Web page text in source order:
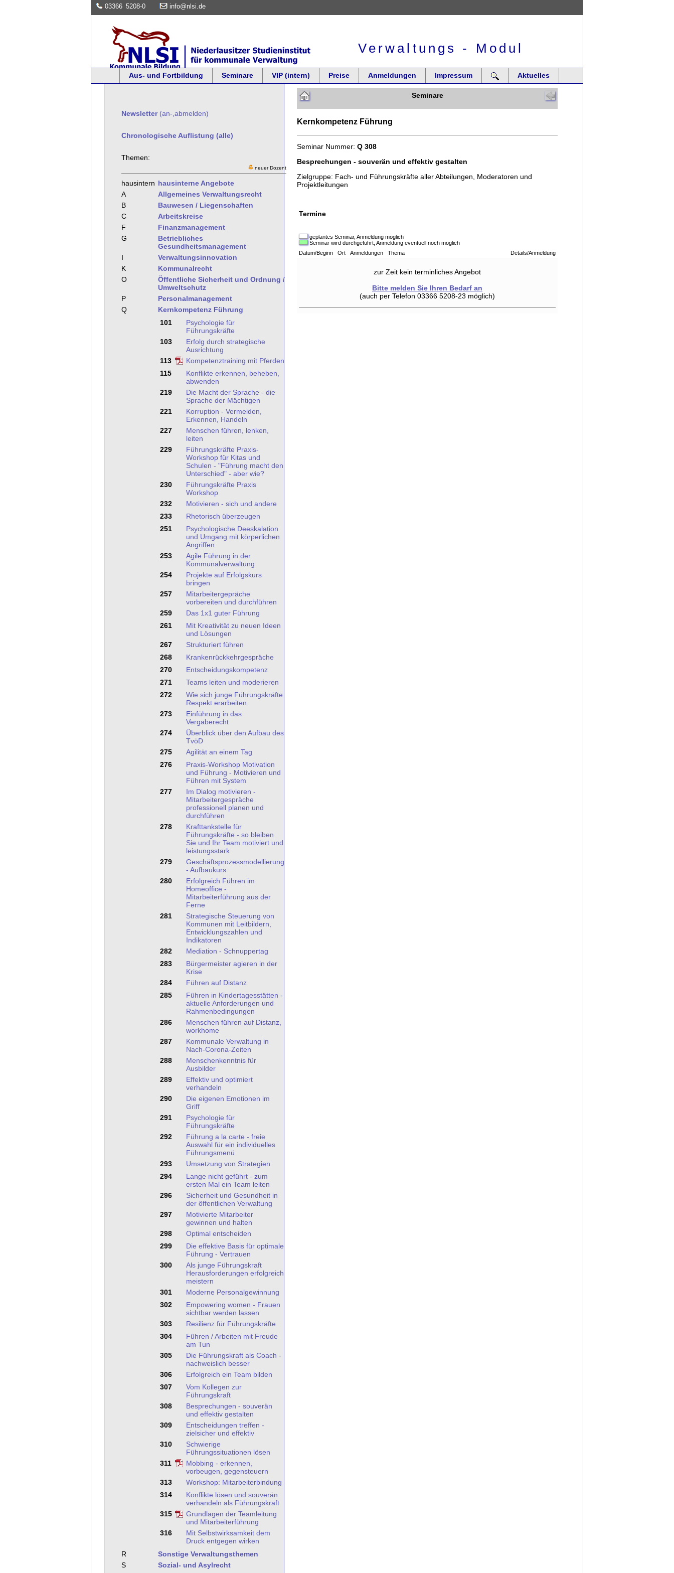
03366 5208-0 info@nlsi.de
Verwaltungs - Modul
Aus- und Fortbildung Seminare VIP (intern) Preise Anmeldungen Impressum Aktuelles
Newsletter(an-,abmelden)
Chronologische Auflistung (alle)
Themen:
neuer Dozent
hausintern hausinterne Angebote
A
Allgemeines Verwaltungsrecht
B
Bauwesen / Liegenschaften
C
Arbeitskreise
F
Finanzmanagement
G
Betriebliches
Gesundheitsmanagement
I
Verwaltungsinnovation
K
Kommunalrecht
O
Öffentliche Sicherheit und Ordnung /
Umweltschutz
P
Personalmanagement
Q
Kernkompetenz Führung
101
Psychologie für
Führungskräfte
103
Erfolg durch strategische
Ausrichtung
113
Kompetenztraining mit Pferden
115
Konflikte erkennen, beheben,
abwenden
219
Die Macht der Sprache - die
Sprache der Mächtigen
221
Korruption - Vermeiden,
Erkennen, Handeln
227
Menschen führen, lenken,
leiten
229
Führungskräfte Praxis-
Workshop für Kitas und
Schulen - "Führung macht den
Unterschied" - aber wie?
230
Führungskräfte Praxis
Workshop
232
Motivieren - sich und andere
233
Rhetorisch überzeugen
251
Psychologische Deeskalation
und Umgang mit körperlichen
Angriffen
253
Agile Führung in der
Kommunalverwaltung
254
Projekte auf Erfolgskurs
bringen
257
Mitarbeitergepräche
vorbereiten und durchführen
259
Das 1x1 guter Führung
261
Mit Kreativität zu neuen Ideen
und Lösungen
267
Strukturiert führen
268
Krankenrückkehrgespräche
270
Entscheidungskompetenz
271
Teams leiten und moderieren
272
Wie sich junge Führungskräfte
Respekt erarbeiten
273
Einführung in das
Vergaberecht
274
Überblick über den Aufbau des
TvöD
275
Agilität an einem Tag
276
Praxis-Workshop Motivation
und Führung - Motivieren und
Führen mit System
277
Im Dialog motivieren -
Mitarbeitergespräche
professionell planen und
durchführen
278
Krafttankstelle für
Führungskräfte - so bleiben
Sie und Ihr Team motiviert und
leistungsstark
279
Geschäftsprozessmodellierung
- Aufbaukurs
280
Erfolgreich Führen im
Homeoffice -
Mitarbeiterführung aus der
Ferne
281
Strategische Steuerung von
Kommunen mit Leitbildern,
Entwicklungszahlen und
Indikatoren
282
Mediation - Schnuppertag
283
Bürgermeister agieren in der
Krise
284
Führen auf Distanz
285
Führen in Kindertagesstätten -
aktuelle Anforderungen und
Rahmenbedingungen
286
Menschen führen auf Distanz,
workhome
287
Kommunale Verwaltung in
Nach-Corona-Zeiten
288
Menschenkenntnis für
Ausbilder
289
Effektiv und optimiert
verhandeln
290
Die eigenen Emotionen im
Griff
291
Psychologie für
Führungskräfte
292
Führung a la carte - freie
Auswahl für ein individuelles
Führungsmenü
293
Umsetzung von Strategien
294
Lange nicht geführt - zum
ersten Mal ein Team leiten
296
Sicherheit und Gesundheit in
der öffentlichen Verwaltung
297
Motivierte Mitarbeiter
gewinnen und halten
298
Optimal entscheiden
299
Die effektive Basis für optimale
Führung - Vertrauen
300
Als junge Führungskraft
Herausforderungen erfolgreich
meistern
301
Moderne Personalgewinnung
302
Empowering women - Frauen
sichtbar werden lassen
303
Resilienz für Führungskräfte
304
Führen / Arbeiten mit Freude
am Tun
305
Die Führungskraft als Coach -
nachweislich besser
306
Erfolgreich ein Team bilden
307
Vom Kollegen zur
Führungskraft
308
Besprechungen - souverän
und effektiv gestalten
309
Entscheidungen treffen -
zielsicher und effektiv
310
Schwierige
Führungssituationen lösen
311
Mobbing - erkennen,
vorbeugen, gegensteuern
313
Workshop: Mitarbeiterbindung
314
Konflikte lösen und souverän
verhandeln als Führungskraft
315
Grundlagen der Teamleitung
und Mitarbeiterführung
316
Mit Selbstwirksamkeit dem
Druck entgegen wirken
R
Sonstige Verwaltungsthemen
S
Sozial- und Asylrecht
Seminare
Kernkompetenz Führung
Seminar Nummer: Q 308
Besprechungen - souverän und effektiv gestalten
Zielgruppe: Fach- und Führungskräfte aller Abteilungen, Moderatoren und
Projektleitungen
Termine
geplantes Seminar, Anmeldung möglich
Seminar wird durchgeführt, Anmeldung eventuell noch möglich
Datum/Beginn Ort Anmeldungen Thema
Details/Anmeldung
zur Zeit kein terminliches Angebot
Bitte melden Sie Ihren Bedarf an
(auch per Telefon 03366 5208-23 möglich)